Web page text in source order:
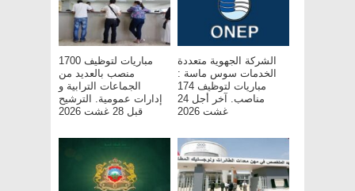
مباريات لتوظيف 1700
منصب بالعديد من
الجماعات الترابية و
إدارات عمومية. الترشيح
قبل 28 غشت 2026
الشركة الجهوية متعددة
الخدمات سوس ماسة :
مباريات لتوظيف 174
مناصب. آخر أجل 24
غشت 2026